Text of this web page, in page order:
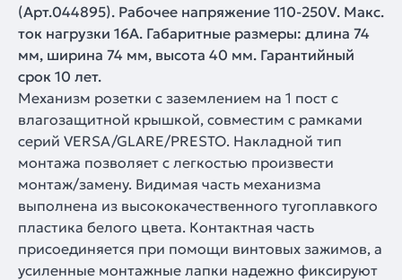
(Арт.044895). Рабочее напряжение 110-250V. Макс.
ток нагрузки 16А. Габаритные размеры: длина 74
мм, ширина 74 мм, высота 40 мм. Гарантийный
срок 10 лет.
Механизм розетки с заземлением на 1 пост с
влагозащитной крышкой, совместим с рамками
серий VERSA/GLARE/PRESTO. Накладной тип
монтажа позволяет с легкостью произвести
монтаж/замену. Видимая часть механизма
выполнена из высококачественного тугоплавкого
пластика белого цвета. Контактная часть
присоединяется при помощи винтовых зажимов, а
усиленные монтажные лапки надежно фиксируют